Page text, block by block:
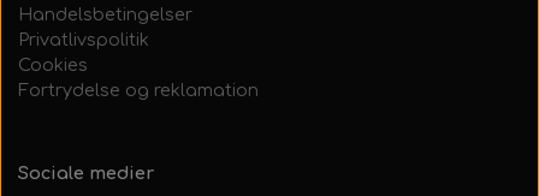
Handelsbetingelser
Privatlivspolitik
Cookies
Fortrydelse og reklamation
Sociale medier